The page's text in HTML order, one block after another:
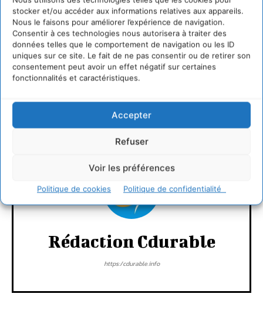
stocker et/ou accéder aux informations relatives aux appareils.
Nous le faisons pour améliorer l’expérience de navigation.
Consentir à ces technologies nous autorisera à traiter des
données telles que le comportement de navigation ou les ID
uniques sur ce site. Le fait de ne pas consentir ou de retirer son
consentement peut avoir un effet négatif sur certaines
fonctionnalités et caractéristiques.
Accepter
Refuser
Voir les préférences
Politique de cookies Politique de confidentialité
pour des territoires durables ? » les 8 et 9 novembre à
Bordeaux
–Collectif France RIO+20
CONNECTER POUR LAISSER UN COMMENTAIRE
Rédaction Cdurable
https:/cdurable.info